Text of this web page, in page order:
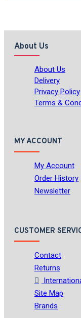
About Us
About Us
Delivery
Privacy Policy
Terms &
MY ACCOUNT
My Account
Order History
Newsletter
CUSTOMER
Contact
Returns
Site Map
Brands